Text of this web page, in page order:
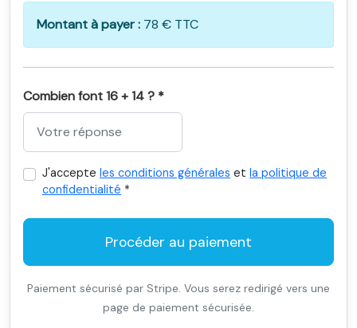
Montant à payer : 78 € TTC
Combien font 16 + 14 ? *
J'accepte les conditions générales et la politique de
confidentialité *
Procéder au paiement
Paiement sécurisé par Stripe. Vous serez redirigé vers une
page de paiement sécurisée.